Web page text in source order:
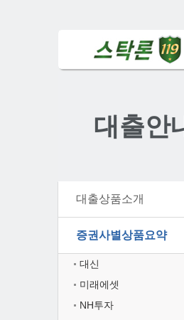
대출안
대출상품소개
증권사별상품요약
대신
미래에셋
NH투자